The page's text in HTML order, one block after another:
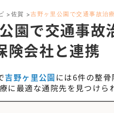
> 佐賀 >吉野ヶ里公園で交通事故治
園で交通事故
険会社と連携
吉野ヶ里公園 には6件の整骨
に最適な通院先を見つけら